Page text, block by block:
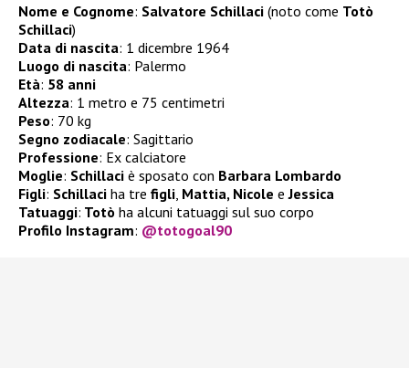
Nome e Cognome: Salvatore Schillaci (noto come Totò
Schillaci)
Data di nascita: 1 dicembre 1964
Luogo di nascita: Palermo
Età: 58 anni
Altezza: 1 metro e 75 centimetri
Peso: 70 kg
Segno zodiacale: Sagittario
Professione: Ex calciatore
Moglie: Schillaci è sposato con Barbara Lombardo
Figli: Schillaci ha tre figli Mattia, Nicole eJessica
Tatuaggi: Totò ha alcuni tatuaggi sul suo corpo
Profilo Instagram: @totogoal90